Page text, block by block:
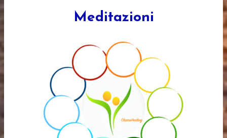
Meditazioni